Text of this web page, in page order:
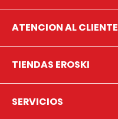
ATENCION AL CLIENTE
TIENDAS EROSKI
SERVICIOS